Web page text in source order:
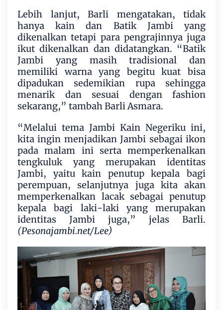
Lebih lanjut, Barli mengatakan, tidak
hanya kain dan Batik Jambi yang
dikenalkan tetapi para pengrajinnya juga
ikut dikenalkan dan didatangkan. “Batik
Jambi yang masih tradisional dan
memiliki warna yang begitu kuat bisa
dipadukan sedemikian rupa sehingga
menarik dan sesuai dengan fashion
sekarang,” tambah Barli Asmara.
“Melalui tema Jambi Kain Negeriku ini,
kita ingin menjadikan Jambi sebagai ikon
pada malam ini serta memperkenalkan
tengkuluk yang merupakan identitas
Jambi, yaitu kain penutup kepala bagi
perempuan, selanjutnya juga kita akan
memperkenalkan lacak sebagai penutup
kepala bagi laki-laki yang merupakan
identitas Jambi juga,” jelas Barli.
(Pesonajambi.net/Lee)